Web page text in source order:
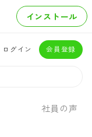
インストール
ログイン 会員登録
社員の声